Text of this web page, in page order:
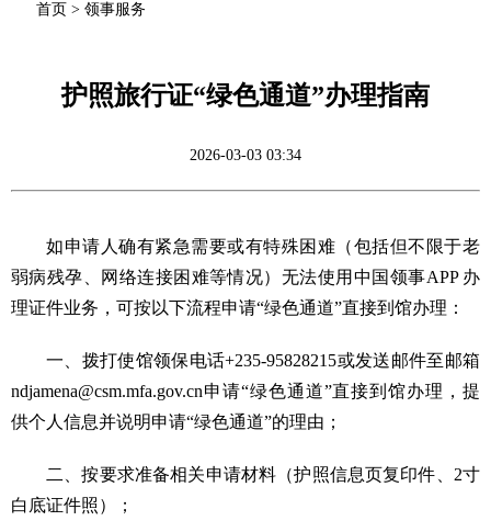
首页 > 领事服务
护照旅行证“绿色通道”办理指南
2026-03-03 03:34
如申请人确有紧急需要或有特殊困难（包括但不限于老
弱病残孕、网络连接困难等情况）无法使用中国领事APP 办
理证件业务，可按以下流程申请“绿色通道”直接到馆办理：
一、拨打使馆领保电话+235-95828215或发送邮件至邮箱
ndjamena@csm.mfa.gov.cn申请“绿色通道”直接到馆办理，提
供个人信息并说明申请“绿色通道”的理由；
二、按要求准备相关申请材料（护照信息页复印件、2寸
白底证件照）；